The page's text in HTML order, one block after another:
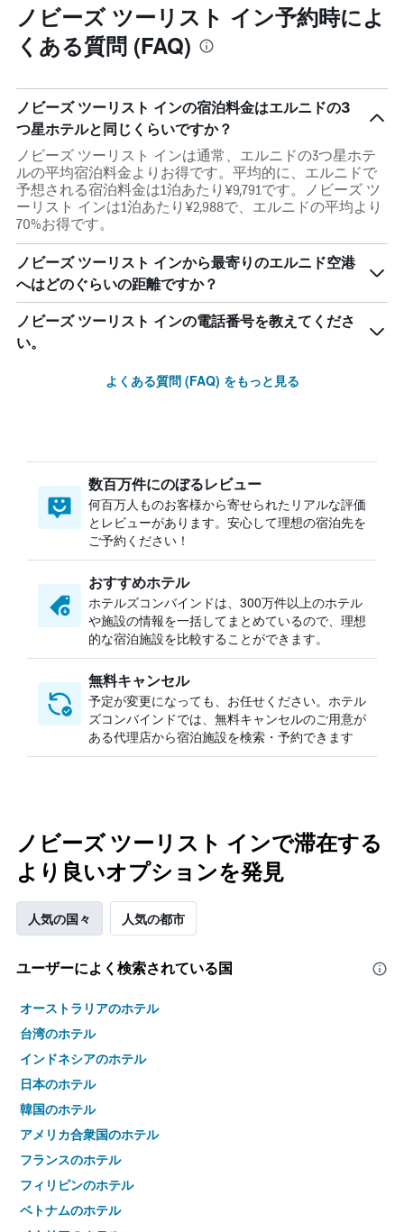
ノビーズ ツーリスト イン予約時によ
くある質問 (FAQ)
ノビーズ ツーリスト インの宿泊料金はエルニドの3
つ星ホテルと同じくらいですか？
ノビーズ ツーリスト インは通常、エルニドの3つ星ホテ
ルの平均宿泊料金よりお得です。平均的に、エルニドで
予想される宿泊料金は1泊あたり¥9,791です。ノビーズ ツ
ーリスト インは1泊あたり¥2,988で、エルニドの平均より
70%お得です。
ノビーズ ツーリスト インから最寄りのエルニド空港
へはどのぐらいの距離ですか？
ノビーズ ツーリスト インの電話番号を教えてくださ
い。
よくある質問 (FAQ) をもっと見る
数百万件にのぼるレビュー
何百万人ものお客様から寄せられたリアルな評価
とレビューがあります。安心して理想の宿泊先を
ご予約ください！
おすすめホテル
ホテルズコンバインドは、300万件以上のホテル
や施設の情報を一括してまとめているので、理想
的な宿泊施設を比較することができます。
無料キャンセル
予定が変更になっても、お任せください。ホテル
ズコンバインドでは、無料キャンセルのご用意が
ある代理店から宿泊施設を検索・予約できます
ノビーズ ツーリスト インで滞在する
より良いオプションを発見
人気の国々 人気の都市
ユーザーによく検索されている国
オーストラリアのホテル
台湾のホテル
インドネシアのホテル
日本のホテル
韓国のホテル
アメリカ合衆国のホテル
フランスのホテル
フィリピンのホテル
ベトナムのホテル